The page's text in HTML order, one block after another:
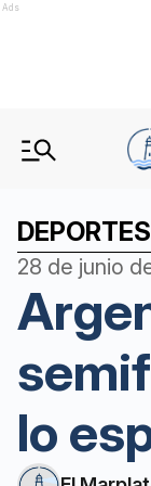
Ads
DEPORTES
28 de junio
lo